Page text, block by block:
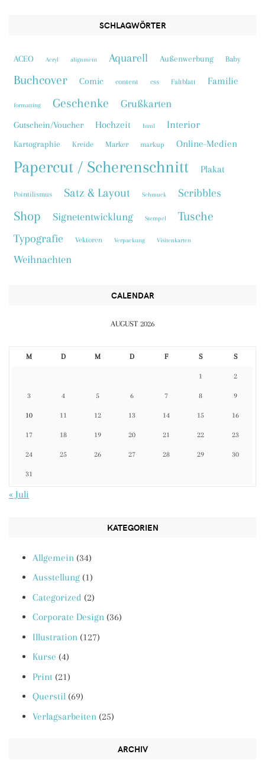
SCHLAGWÖRTER
ACEO Acryl alignment Aquarell Außenwerbung Baby
Buchcover Comic content css Faltblatt Familie
formatting Geschenke Grußkarten
Gutschein/Voucher Hochzeit html Interior
Kartographie Kreide Marker markup Online-Medien
Papercut / Scherenschnitt Plakat
Pointilismus Satz & Layout Schmuck Scribbles
Shop Signetentwicklung Stempel Tusche
Typografie Vektoren Verpackung Visitenkarten
Weihnachten
CALENDAR
AUGUST 2026
M D M D F S S
1 2
3 4 5 6 7 8 9
10 11 12 13 14 15 16
17 18 19 20 21 22 23
24 25 26 27 28 29 30
31
« Juli
KATEGORIEN
Allgemein (34)
Ausstellung (1)
Categorized (2)
Corporate Design (36)
Illustration (127)
Kurse (4)
Print (21)
Querstil (69)
Verlagsarbeiten (25)
ARCHIV